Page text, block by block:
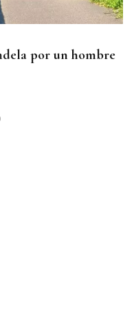
por un hombre